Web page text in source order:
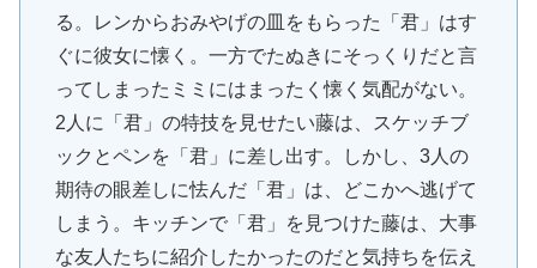
る。レンからおみやげの皿をもらった「君」はす
ぐに彼女に懐く。一方でたぬきにそっくりだと言
ってしまったミミにはまったく懐く気配がない。
2人に「君」の特技を見せたい藤は、スケッチブ
ックとペンを「君」に差し出す。しかし、3人の
期待の眼差しに怯んだ「君」は、どこかへ逃げて
しまう。キッチンで「君」を見つけた藤は、大事
な友人たちに紹介したかったのだと気持ちを伝え